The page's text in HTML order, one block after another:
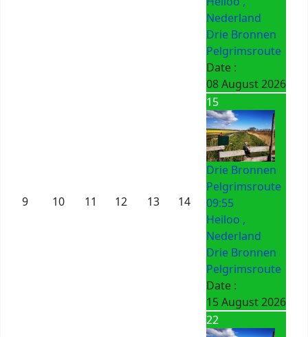
Nederland
Drie Bronnen
Pelgrimsroute
Date :
08 August 2026
9 10 11 12 13 14
15
Drie Bronnen
Pelgrimsroute
09:55
Heiloo ,
Nederland
Drie Bronnen
Pelgrimsroute
Date :
15 August 2026
22